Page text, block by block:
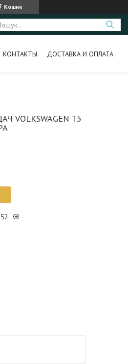
Кошик
КОНТАКТЫ ДОСТАВКА И ОПЛАТА
T5